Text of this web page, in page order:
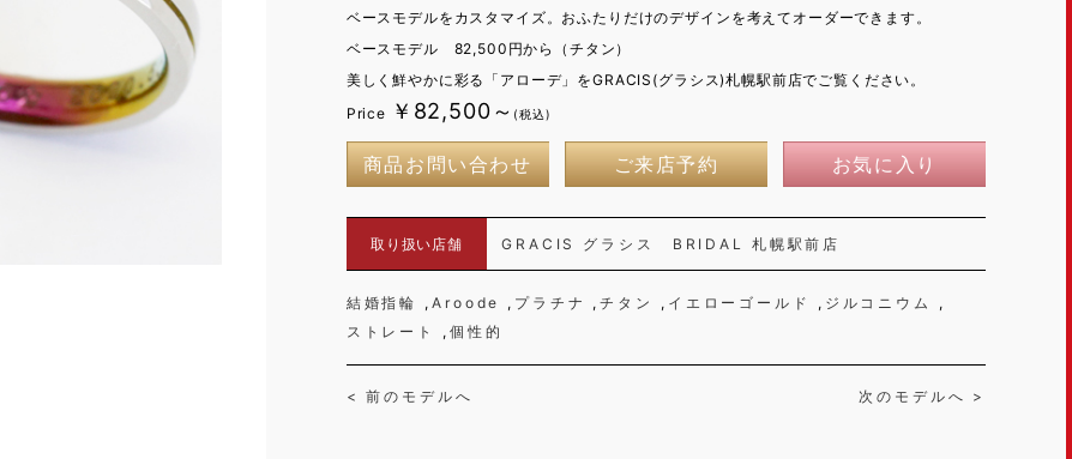
ベースモデルをカスタマイズ。おふたりだけのデザインを考えてオーダーできます。
ベースモデル 82,500円から（チタン）
美しく鮮やかに彩る「アローデ」をGRACIS(グラシス)札幌駅前店でご覧ください。
Price ￥82,500～ (税込)
商品お問い合わせ ご来店予約 お気に入り
取り扱い店舗 GRACIS グラシス BRIDAL 札幌駅前店
結婚指輪 Aroode プラチナ チタン イエローゴールド
ジルコニウム
ストレート
個性的
< 前のモデルへ 次のモデルへ >